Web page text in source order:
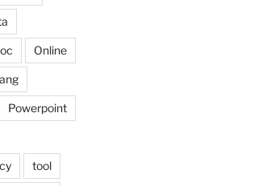
Online
Powerpoint
tool